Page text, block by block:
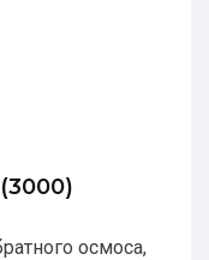
осмоса,